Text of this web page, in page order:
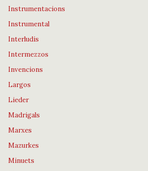
Instrumentacions
Instrumental
Interludis
Intermezzos
Invencions
Largos
Lieder
Madrigals
Marxes
Mazurkes
Minuets